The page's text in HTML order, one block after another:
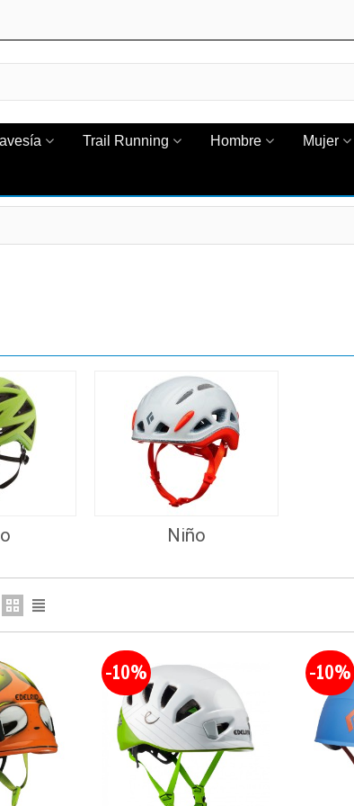
Trail Running Hombre Mujer
Niño
-10% -10%